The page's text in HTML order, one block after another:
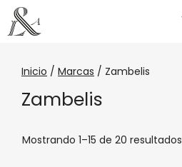
Inicio / Marcas / Zambelis
Zambelis
Mostrando 1–15 de 20 resultados